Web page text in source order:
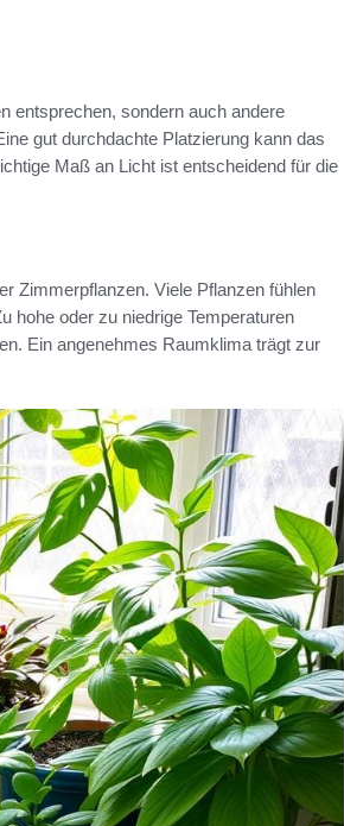
entsprechen, sondern auch andere
gut durchdachte Platzierung kann das
Maß an Licht ist entscheidend für die
Zimmerpflanzen. Viele Pflanzen fühlen
hohe oder zu niedrige Temperaturen
Ein angenehmes Raumklima trägt zur